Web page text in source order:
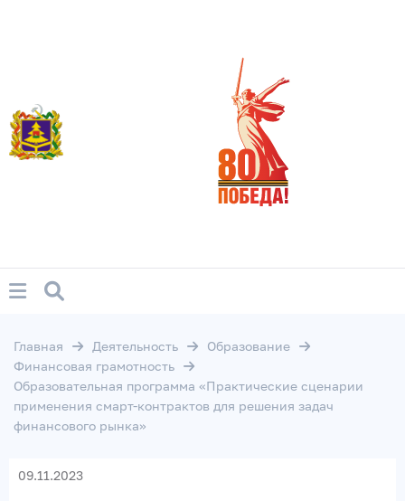
Главная Деятельность
Образование
Финансовая грамотность
Образовательная программа «Практические сценарии
применения смарт-контрактов для решения задач
финансового рынка»
09.11.2023